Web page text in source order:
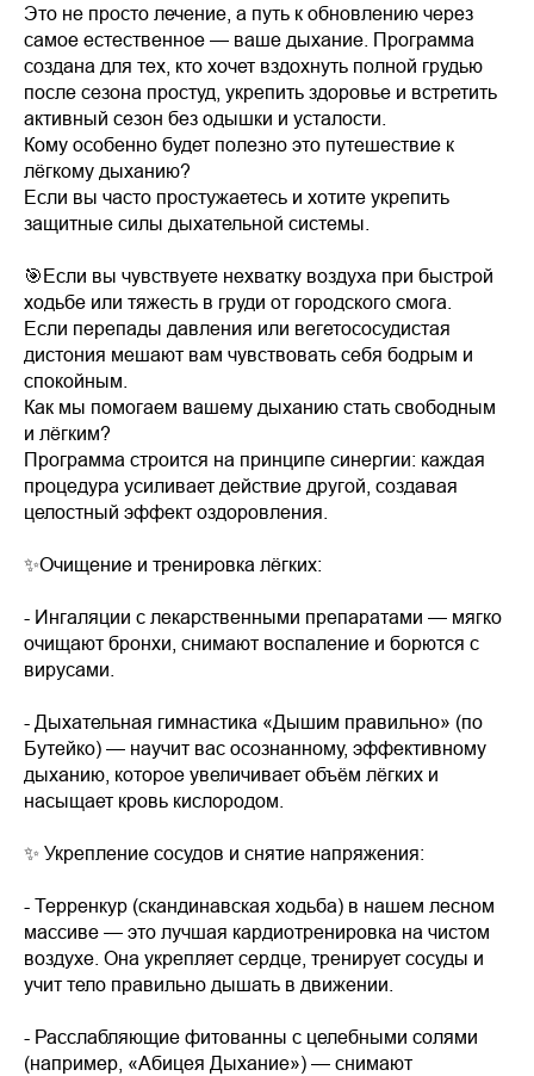
Это не просто лечение, а путь к обновлению через
самое естественное — ваше дыхание. Программа
создана для тех, кто хочет вздохнуть полной грудью
после сезона простуд, укрепить здоровье и встретить
активный сезон без одышки и усталости.
Кому особенно будет полезно это путешествие к
лёгкому дыханию?
Если вы часто простужаетесь и хотите укрепить
защитные силы дыхательной системы.
🎯Если вы чувствуете нехватку воздуха при быстрой
ходьбе или тяжесть в груди от городского смога.
Если перепады давления или вегетососудистая
дистония мешают вам чувствовать себя бодрым и
спокойным.
Как мы помогаем вашему дыханию стать свободным
и лёгким?
Программа строится на принципе синергии: каждая
процедура усиливает действие другой, создавая
целостный эффект оздоровления.
✨Очищение и тренировка лёгких:
- Ингаляции с лекарственными препаратами — мягко
очищают бронхи, снимают воспаление и борются с
вирусами.
- Дыхательная гимнастика «Дышим правильно» (по
Бутейко) — научит вас осознанному, эффективному
дыханию, которое увеличивает объём лёгких и
насыщает кровь кислородом.
✨ Укрепление сосудов и снятие напряжения:
- Терренкур (скандинавская ходьба) в нашем лесном
массиве — это лучшая кардиотренировка на чистом
воздухе. Она укрепляет сердце, тренирует сосуды и
учит тело правильно дышать в движении.
- Расслабляющие фитованны с целебными солями
(например, «Абицея Дыхание») — снимают